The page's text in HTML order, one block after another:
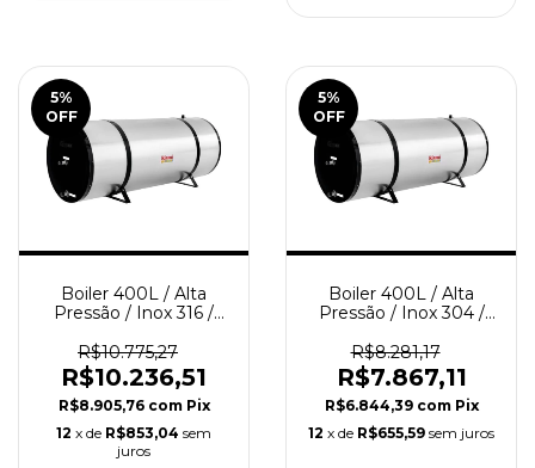
5%
OFF
Boiler 400L / Alta
Pressão / Inox 316 /
R$10.775,27
R$10.236,51
R$8.905,76 com Pix
12 x de R$853,04 sem
juros
5%
OFF
Boiler 400L / Alta
Pressão / Inox 304 /
R$8.281,17
R$7.867,11
R$6.844,39 com Pix
12 x de R$655,59 sem juros